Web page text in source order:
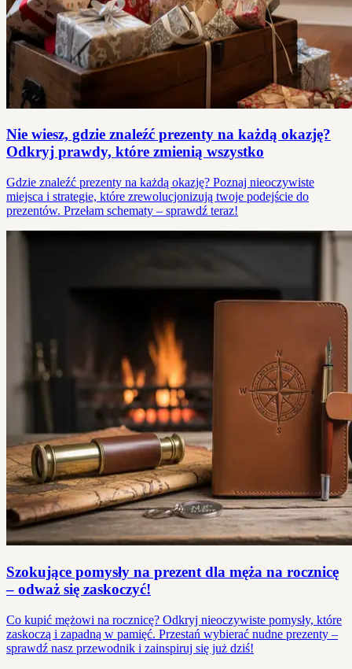
Nie wiesz, gdzie znaleźć prezenty na każdą okazję?
Odkryj prawdy, które zmienią wszystko
Gdzie znaleźć prezenty na każdą okazję? Poznaj nieoczywiste
miejsca i strategie, które zrewolucjonizują twoje podejście do
prezentów. Przełam schematy – sprawdź teraz!
Szokujące pomysły na prezent dla męża na rocznicę
– odważ się zaskoczyć!
Co kupić mężowi na rocznicę? Odkryj nieoczywiste pomysły, które
zaskoczą i zapadną w pamięć. Przestań wybierać nudne prezenty –
sprawdź nasz przewodnik i zainspiruj się już dziś!